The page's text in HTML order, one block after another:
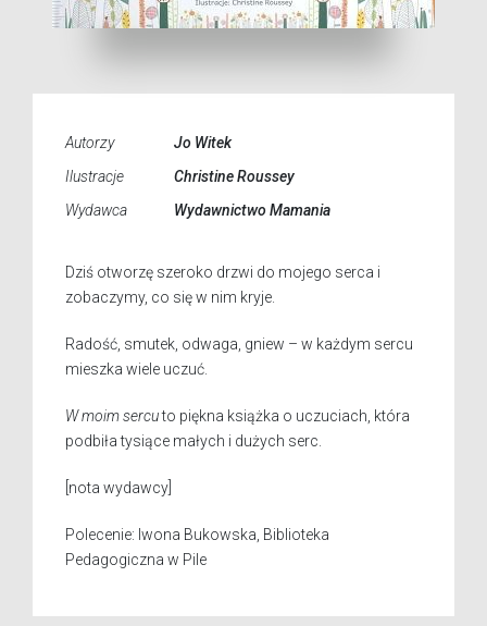
Autorzy
Jo Witek
Ilustracje
Christine Roussey
Wydawca
Wydawnictwo Mamania
Dziś otworzę szeroko drzwi do mojego serca i
zobaczymy, co się w nim kryje.
Radość, smutek, odwaga, gniew – w każdym sercu
mieszka wiele uczuć.
W moim sercuto piękna książka o uczuciach, która
podbiła tysiące małych i dużych serc.
[nota wydawcy]
Polecenie: Iwona Bukowska, Biblioteka
Pedagogiczna w Pile